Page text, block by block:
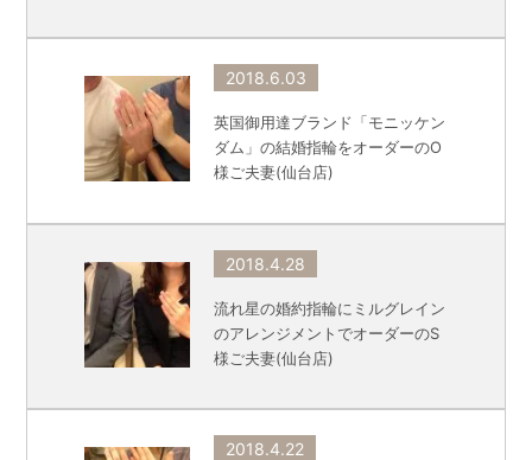
2018.6.03
英国御用達ブランド「モニッケン
ダム」の結婚指輪をオーダーのO
様ご夫妻(仙台店)
2018.4.28
流れ星の婚約指輪にミルグレイン
のアレンジメントでオーダーのS
様ご夫妻(仙台店)
2018.4.22